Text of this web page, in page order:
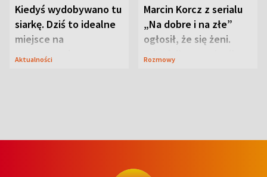
Kiedyś wydobywano tu
siarkę. Dziś to idealne
miejsce na
wypoczynek
Aktualności
Marcin Korcz z serialu
„Na dobre i na złe”
ogłosił, że się żeni.
Zdradził, co zmienił
Rozmowy